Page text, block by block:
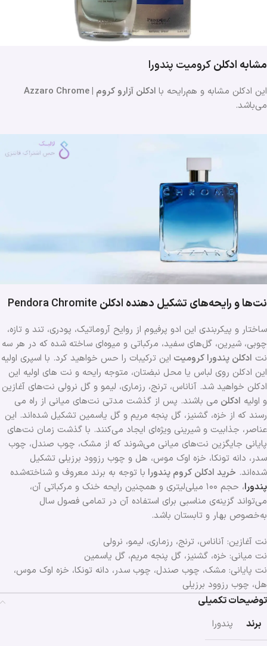
مشابه ادکلنکرومیت پندورا
این ادکلن مشابه و هم‌رایحه با ادکلن آزارو کروم | Azzaro Chrome
می‌باشد.
نت‌ها و رایحه‌های تشکیل دهنده ادکلنPendora Chromite
ساختار و پیکربندی این ادو پرفیوم از روایح آروماتیک، پودری، تند و تازه،
چوبی، شیرین، گل‌های سفید، مرکباتی و میوه‌ای ساخته شده که در هر سه
نت ادکلن پندورا کرومیت این ترکیبات را حس خواهید کرد. با اسپری اولیه
این ادکلن روی لباس یا محل نبضتان، متوجه رایحه و نت های اولیه این
ادکلن خواهید شد. آناناس، ترنج، رزماری، لیمو و گل نرولی نت‌های آغازین
و اولیه ادکلن می باشند. پس از گذشت مدتی نت‌های میانی از راه می
رسند که از خزه، گشنیز، گل پنجه مریم و گل یاسمین تشکیل شده‌اند. این
عناصر، جذابیت و شیرینی ویژه‌ای ایجاد می‌کنند. با گذشت زمان نت‌های
پایانی جایگزین نت‌های میانی می‌شوند که از مشک، چوب صندل، چوب
سدر، دانه تونکا، خزه اوک موس، هل و چوب رزوود برزیلی تشکیل
شده‌اند. خرید ادکلن کروم پندورا با توجه به برند معروف و شناخته‌شده
پندورا
، حجم ۱۰۰ میلی‌لیتری و همچنین رایحه خنک و مرکباتی آن،
می‌تواند گزینه‌ی مناسبی برای استفاده آن در تمامی فصول ‌سال
به‌خصوص بهار و تابستان باشد.
نت آغازین: آناناس، ترنج، رزماری، لیمو، نرولی
نت میانی: خزه، گشنیز، گل پنجه مریم، گل یاسمین
نت پایانی: مشک، چوب صندل، چوب سدر، دانه تونکا، خزه اوک موس،
هل، چوب رزوود برزیلی
توضیحات تکمیلی
برند
پندورا